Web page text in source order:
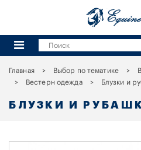
Главная Выбор по тематике
Вестерн одежда
Блузки и
БЛУЗКИ И